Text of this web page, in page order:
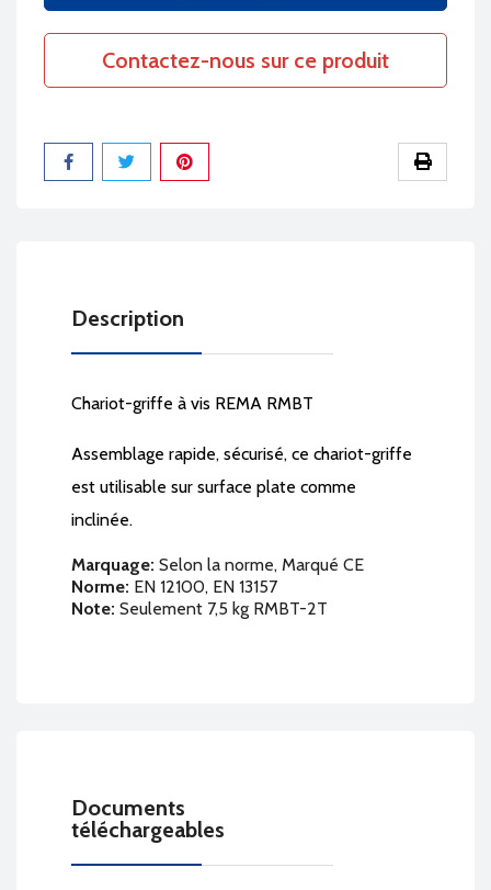
Contactez-nous sur ce produit
Partager
Description
Chariot-griffe à vis REMA RMBT
Assemblage rapide, sécurisé, ce chariot-griffe
est utilisable sur surface plate comme
inclinée.
Marquage: Selon la norme, Marqué CE
Norme: EN 12100, EN 13157
Note: Seulement 7,5 kg RMBT-2T
Documents
téléchargeables